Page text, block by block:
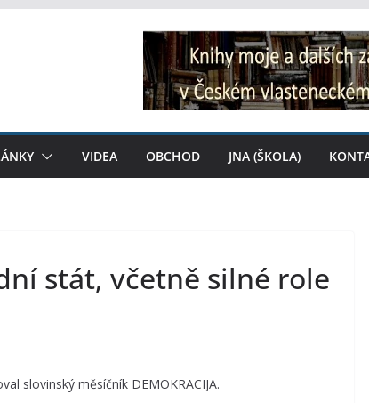
VIDEA OBCHOD JNA (ŠKOLA)
stát, včetně silné role
slovinský měsíčník DEMOKRACIJA.